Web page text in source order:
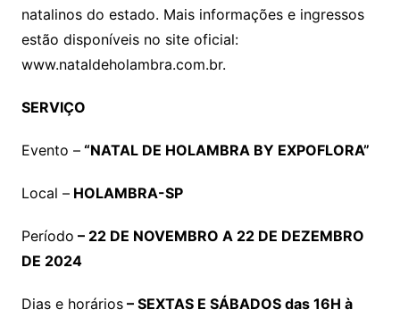
natalinos do estado. Mais informações e ingressos
estão disponíveis no site oficial:
www.nataldeholambra.com.br.
SERVIÇO
Evento –“NATAL DE HOLAMBRA BY EXPOFLORA”
Local –HOLAMBRA-SP
Período – 22 DE NOVEMBRO A 22 DE DEZEMBRO
DE 2024
Dias e horários– SEXTAS E SÁBADOS das 16H à